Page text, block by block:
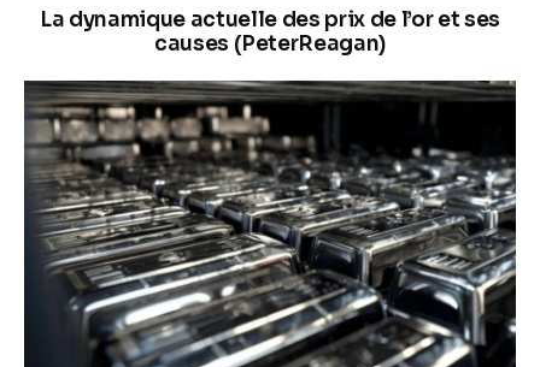
La dynamique actuelle des prix de l’or et ses
causes (PeterReagan)